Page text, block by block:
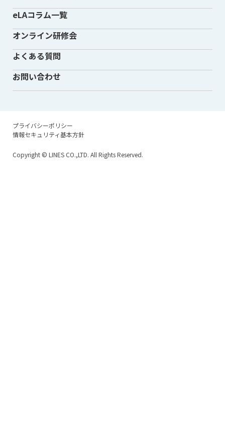
eLAコラム一覧
オンライン研修会
よくある質問
お問い合わせ
プライバシーポリシー
情報セキュリティ基本方針
Copyright © LINES CO.,LTD. All Rights Reserved.